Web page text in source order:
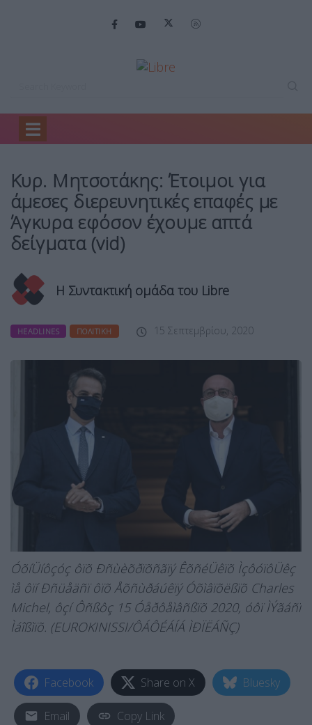
Home
Κυρ. Μητσοτάκης: Έτοιμοι για
άμεσες διερευνητικές επαφές με
Άγκυρα εφόσον έχουμε απτά
δείγματα (vid)
Η Συντακτική ομάδα του Libre
HEADLINES ΠΟΛΙΤΙΚΉ 15 Σεπτεμβρίου, 2020
ÓõíÜíôçóç ôïõ Ðñùèõðïõñãïý ÊõñéÜêïõ ÌçôóïôÜêç
ìå ôïí Ðñüåäñï ôïõ Åõñùðáúêïý Óõìâïõëßïõ Charles
Michel, ôçí Ôñßôç 15 Óåðôåìâñßïõ 2020, óôï ÌÝãáñï
Ìáîßìïõ. (EUROKINISSI/ÔÁÔÉÁÍÁ ÌÐÏËÁÑÇ)
Facebook Share on X Bluesky
Email Copy Link